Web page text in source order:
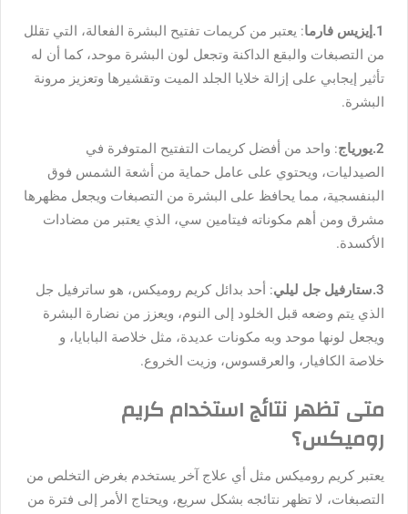
1.إيزيس فارما
: يعتبر من كريمات تفتيح البشرة الفعالة، التي تقلل
من التصبغات والبقع الداكنة وتجعل لون البشرة موحد، كما أن له
تأثير إيجابي على إزالة خلايا الجلد الميت وتقشيرها وتعزيز مرونة
البشرة.
2.يورياج
: واحد من أفضل كريمات التفتيح المتوفرة في
الصيدليات، ويحتوي على عامل حماية من أشعة الشمس فوق
البنفسجية، مما يحافظ على البشرة من التصبغات ويجعل مظهرها
مشرق ومن أهم مكوناته فيتامين سي، الذي يعتبر من مضادات
الأكسدة.
3.ستارفيل جل ليلي
: أحد بدائل كريم روميكس، هو ساترفيل جل
الذي يتم وضعه قبل الخلود إلى النوم، ويعزز من نضارة البشرة
ويجعل لونها موحد وبه مكونات عديدة، مثل خلاصة البابايا، و
خلاصة الكافيار، والعرقسوس، وزيت الخروع.
متى تظهر نتائج استخدام كريم
روميكس؟
يعتبر كريم روميكس مثل أي علاج آخر يستخدم بغرض التخلص من
التصبغات، لا تظهر نتائجه بشكل سريع، ويحتاج الأمر إلى فترة من